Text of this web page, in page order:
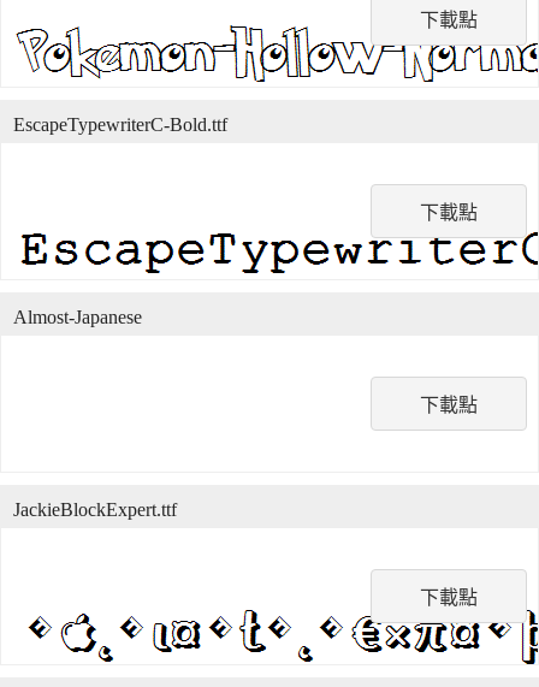
下載點
下載點
EscapeTypewriterC-Bold.ttf
下載點
Almost-Japanese
下載點
JackieBlockExpert.ttf